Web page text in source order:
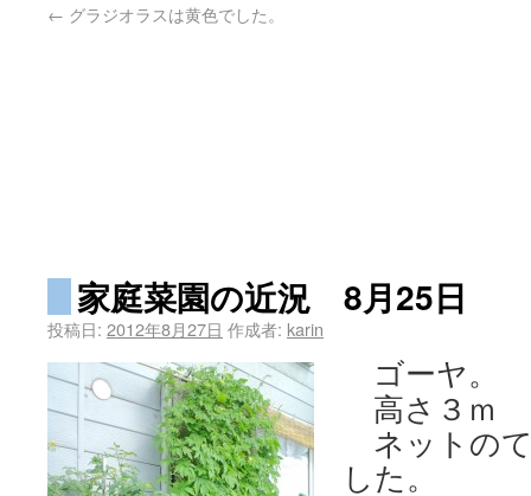
← グラジオラスは黄色でした。
家庭菜園の近況 8月25日
投稿日: 2012年8月27日 作成者: karin
ゴーヤ。
高さ３ｍ
ネットの
した。